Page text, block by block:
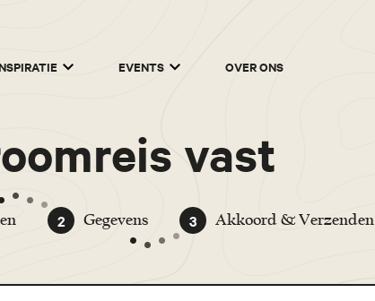
EVENTS OVER ONS
vast
2 Gegevens 3 Akkoord & Verzenden